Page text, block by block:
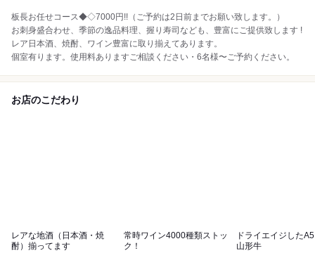
板長お任せコース◆◇7000円!!（ご予約は2日前までお願い致します。）
お刺身盛合わせ、季節の逸品料理、握り寿司なども、豊富にご提供致します !
レア日本酒、焼酎、ワイン豊富に取り揃えてあります。
個室有ります。使用料ありますご相談ください・6名様〜ご予約ください。
お店のこだわり
レアな地酒（日本酒・焼
酎）揃ってます
常時ワイン4000種類ストッ
ク！
ドライエイジした
山形牛